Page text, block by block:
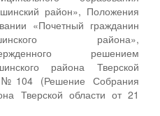
район», Положения
«Почетный гражданин
района»,
решением
района Тверской
№104 (Решение Собрания
Тверской области от 21